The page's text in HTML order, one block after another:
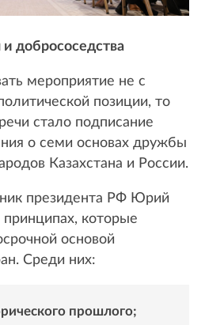
добрососедства
мероприятие не с
позиции, то
стало подписание
о семи основах дружбы
Казахстана и России.
президента РФ Юрий
которые
основой
Среди них:
прошлого;